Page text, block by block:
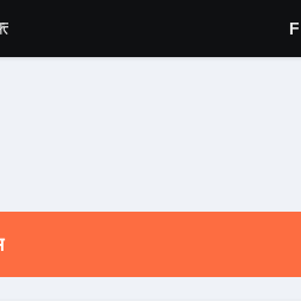
विश्व संस्कृत दिवस से पूर्व, उत्तराखण्ड